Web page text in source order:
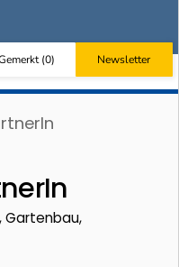
(0) Newsletter
Gartenbau,